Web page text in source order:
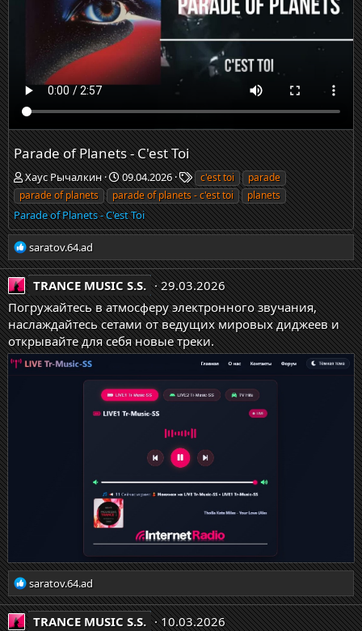
Parade of Planets - C'est Toi
Хаус Рычалкин 09.04.2026 c'est toi
parade
parade of planets
parade of planets - c'est toi planets
Parade of Planets - C'est Toi
Р
е
а
ц
и
и
:
saratov.64.ad
TRANCE MUSIC S.S.
29.03.2026
Погружайтесь в атмосферу электронного звучания,
наслаждайтесь сетами от ведущих мировых диджеев и
открывайте для себя новые треки.
Р
е
а
saratov.64.ad
TRANCE MUSIC S.S. 10.03.2026